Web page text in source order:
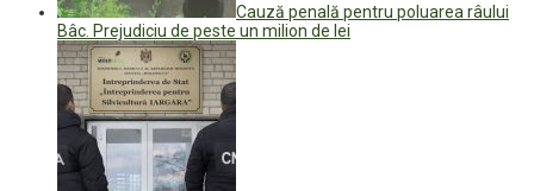
Cauză penală pentru poluarea râului
Bâc. Prejudiciu de peste un milion de lei